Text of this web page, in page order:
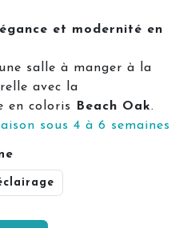
et modernité en
salle à manger à la
avec la
en coloris Beach Oak.
sous 4 à 6 semaines